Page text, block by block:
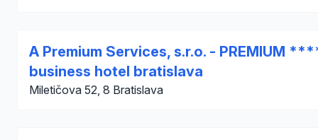
A Premium Services, s.r.o. - PREMIUM
business hotel bratislava
Miletičova 52, 8 Bratislava